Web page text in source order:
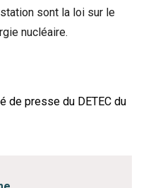
sont la loi sur le
nucléaire.
de presse du DETEC du